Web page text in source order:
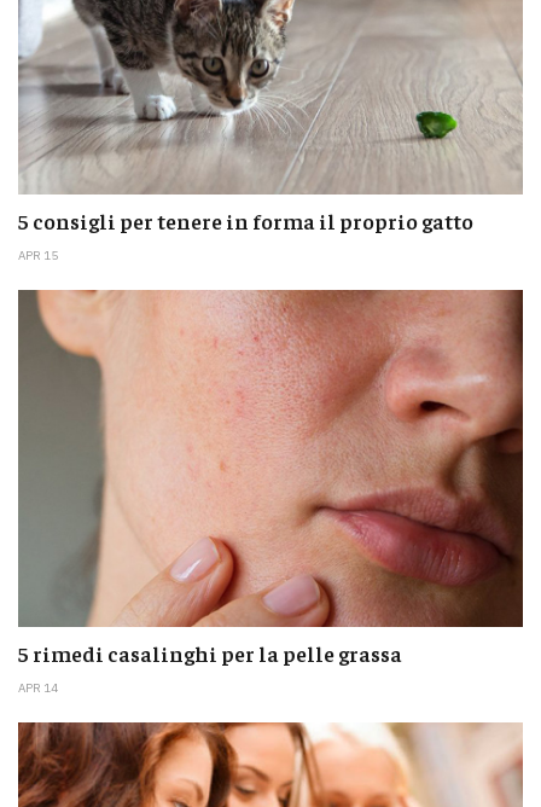
5 consigli per tenere in forma il proprio gatto
APR 15
5 rimedi casalinghi per la pelle grassa
APR 14